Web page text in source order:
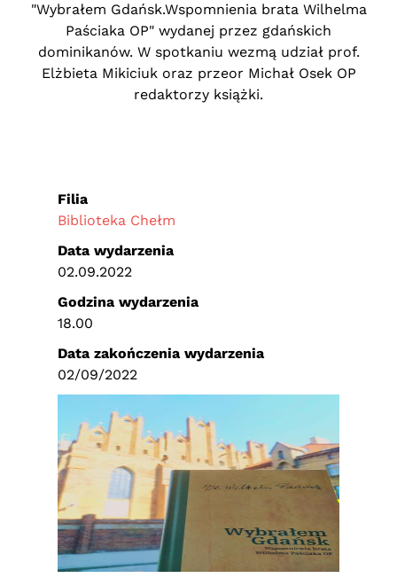
"Wybrałem Gdańsk.Wspomnienia brata Wilhelma
Paściaka OP" wydanej przez gdańskich
dominikanów. W spotkaniu wezmą udział prof.
Elżbieta Mikiciuk oraz przeor Michał Osek OP
redaktorzy książki.
Filia
Biblioteka Chełm
Data wydarzenia
02.09.2022
Godzina wydarzenia
18.00
Data zakończenia wydarzenia
02/09/2022